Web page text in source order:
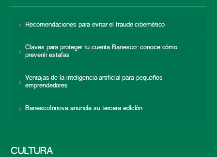
Recomendaciones para evitar el fraude cibernético
Claves para proteger tu cuenta Banesco: conoce cómo
prevenir estafas
Ventajas de la inteligencia artificial para pequeños
emprendedores
BanescoInnova anuncia su tercera edición
CULTURA